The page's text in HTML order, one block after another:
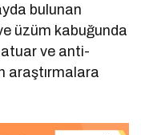
bulunan
üzüm kabuğunda
ve anti-
araştırmalara